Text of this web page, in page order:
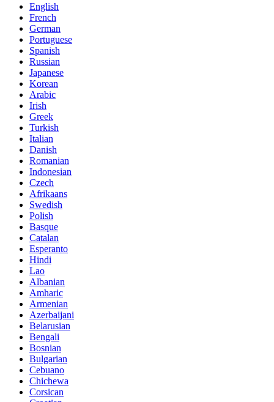
English
French
German
Portuguese
Spanish
Russian
Japanese
Korean
Arabic
Irish
Greek
Turkish
Italian
Danish
Romanian
Indonesian
Czech
Afrikaans
Swedish
Polish
Basque
Catalan
Esperanto
Hindi
Lao
Albanian
Amharic
Armenian
Azerbaijani
Belarusian
Bengali
Bosnian
Bulgarian
Cebuano
Chichewa
Corsican